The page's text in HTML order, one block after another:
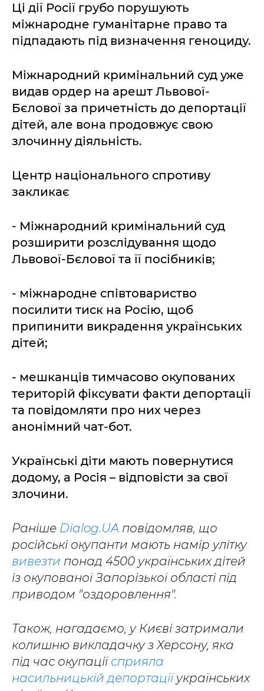
Ці дії Росії грубо порушують
міжнародне гуманітарне право та
підпадають під визначення геноциду.
Міжнародний кримінальний суд уже
видав ордер на арешт Львової-
Бєлової за причетність до депортації
дітей, але вона продовжує свою
злочинну діяльність.
Центр національного спротиву
закликає
- Міжнародний кримінальний суд
розширити розслідування щодо
Львової-Бєлової та її посібників;
- міжнародне співтовариство
посилити тиск на Росію, щоб
припинити викрадення українських
дітей;
- мешканців тимчасово окупованих
територій фіксувати факти депортації
та повідомляти про них через
анонімний чат-бот.
Українські діти мають повернутися
додому, а Росія – відповісти за свої
злочини.
Раніше Dialog.UA повідомляв, що
російські окупанти мають намір улітку
вивезти понад 4500 українських дітей
із окупованої Запорізької області під
приводом "оздоровлення".
Також, нагадаємо, у Києві затримали
колишню викладачку з Херсону, яка
під час окупації сприяла
насильницькій депортації українських